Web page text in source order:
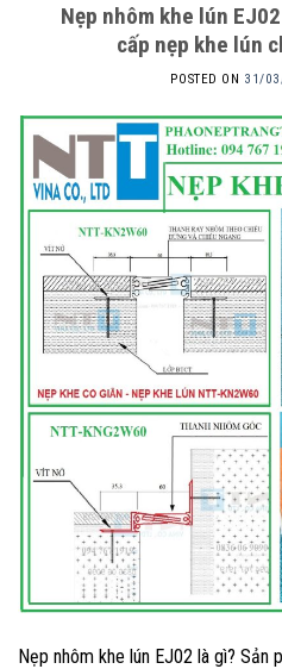
Nẹp nhôm khe lún
cấp nẹp khe lún
POSTED ON 31/
Nẹp nhôm khe lún EJ02 là gì? Sản